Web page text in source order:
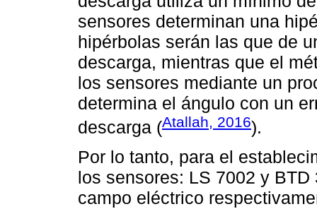
sensores determinan una
hipérbolas serán las que de
descarga, mientras que el
los sensores mediante un
determina el ángulo con un
descarga (Atallah, 2016).
Por lo tanto, para el
los sensores: LS 7002 y
campo eléctrico